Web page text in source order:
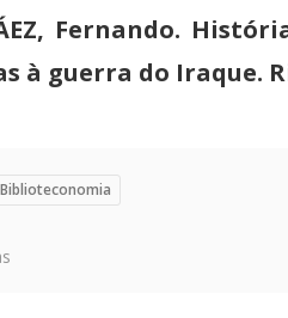
Fernando.
à guerra do Iraque.
Biblioteconomia